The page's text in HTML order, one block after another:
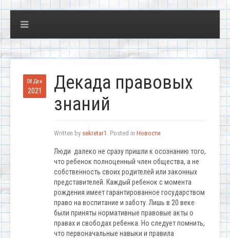
08 Дек
2021
Декада правовых
знаний
Written by sekretar1 . Posted in Новости
Люди далеко не сразу пришли к осознанию того,
что ребенок полноценный член общества, а не
собственность своих родителей или законных
представителей. Каждый ребенок с момента
рождения имеет гарантированное государством
право на воспитание и заботу. Лишь в 20 веке
были приняты нормативные правовые акты о
правах и свободах ребенка. Но следует помнить,
что первоначальные навыки и правила